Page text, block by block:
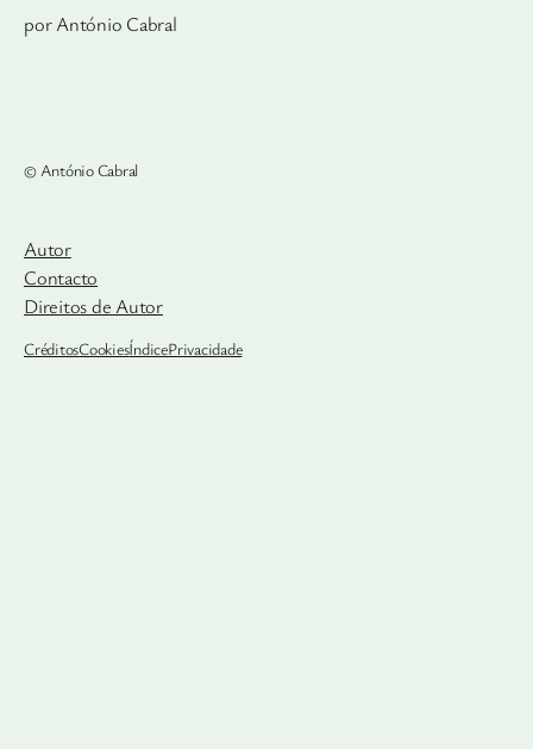
por António Cabral
© António Cabral
Autor
Contacto
Direitos de Autor
CréditosCookiesÍndicePrivacidade